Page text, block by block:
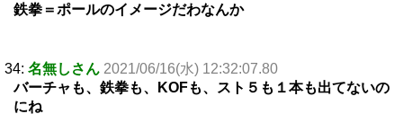
鉄拳＝ポールのイメージだわなんか
34: 名無しさん 2021/06/16(水) 12:32:07.80
バーチャも、鉄拳も、KOFも、スト５も１本も出てないの
にね